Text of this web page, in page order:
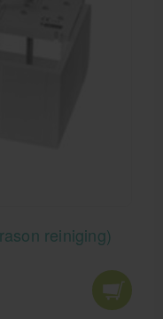
reiniging)